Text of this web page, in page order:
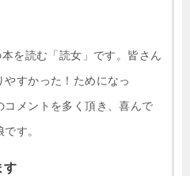
を読む「読女」です。皆さん
やすかった！ためになっ
コメントを多く頂き、喜んで
す。
す